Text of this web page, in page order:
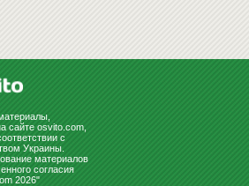
сайте osvito.com,
с
Украины.
материалов
согласия
2026"